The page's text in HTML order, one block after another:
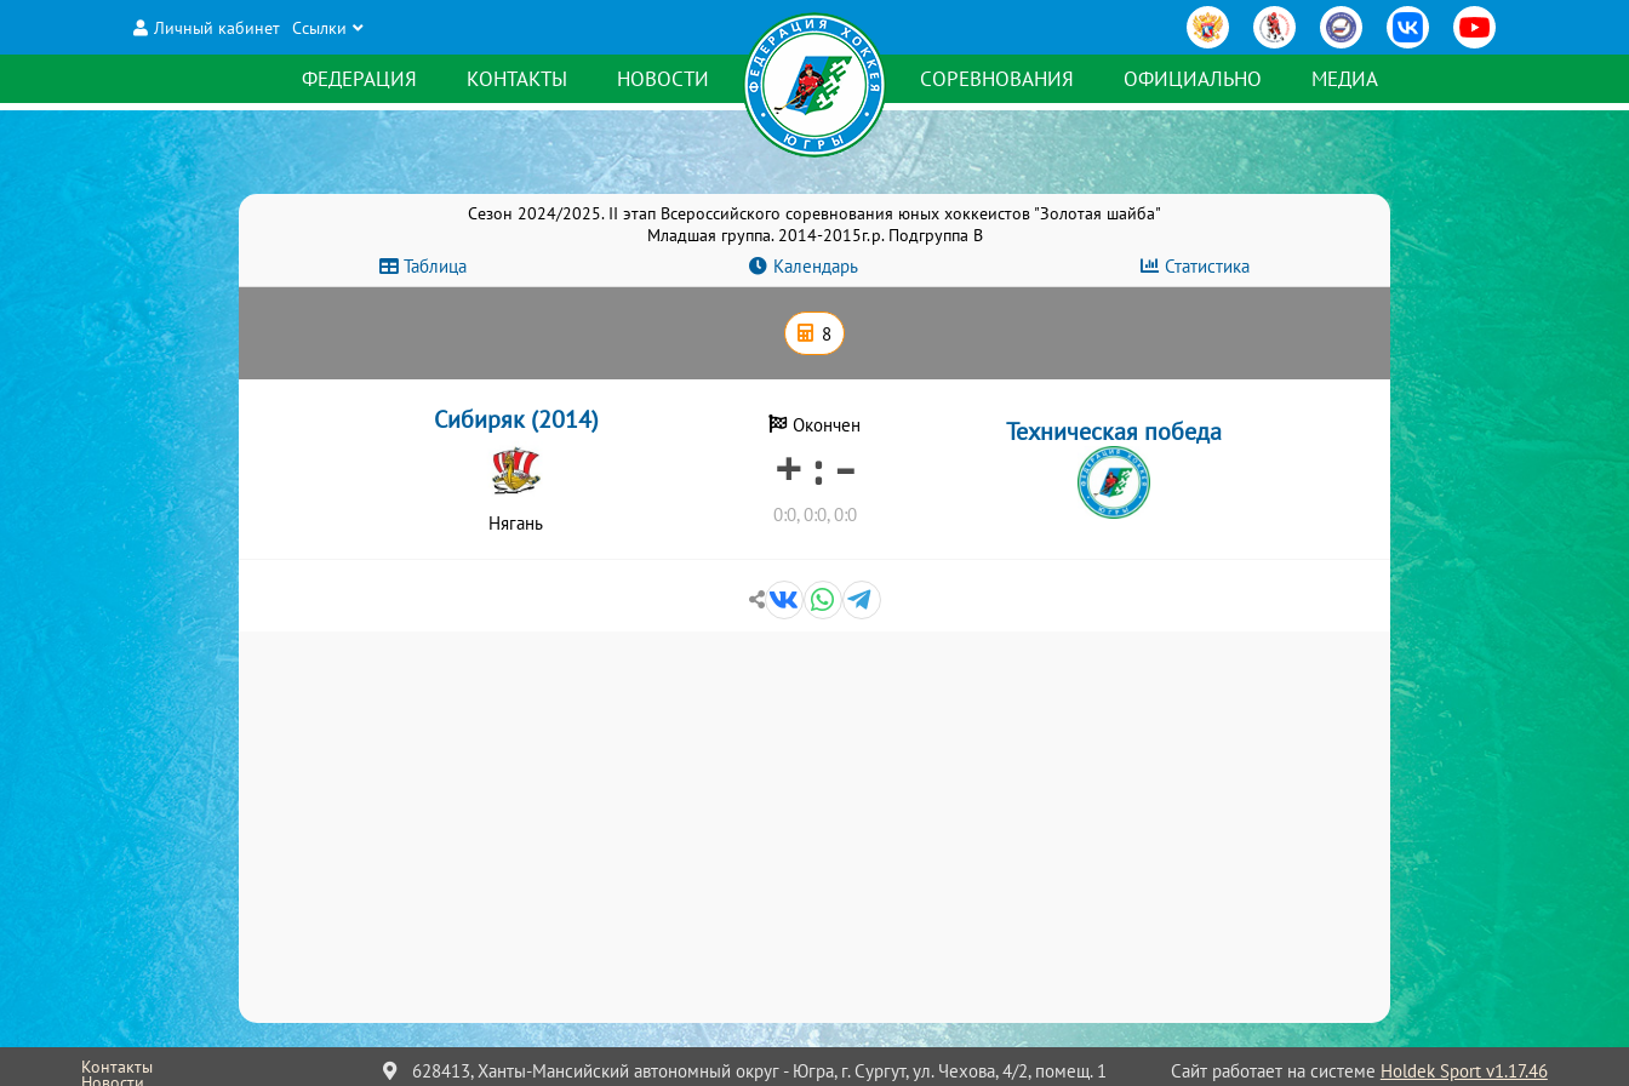
Личный кабинет Ссылки
ФЕДЕРАЦИЯ КОНТАКТЫ НОВОСТИ СОРЕВНОВАНИЯ ОФИЦИАЛЬНО МЕДИА
Сезон 2024/2025. II этап Всероссийского соревнования юных хоккеистов "Золотая шайба"
Младшая группа. 2014-2015г.р. Подгруппа В
Таблица Календарь Статистика
8
Сибиряк (2014)
Нягань
Окончен
+ : -
0:0, 0:0, 0:0
Техническая победа
Контакты
628413, Ханты-Мансийский автономный округ - Югра, г. Сургут, ул. Чехова, 4/2, помещ. 1
Сайт работает на системе Holdek Sport v1.17.46